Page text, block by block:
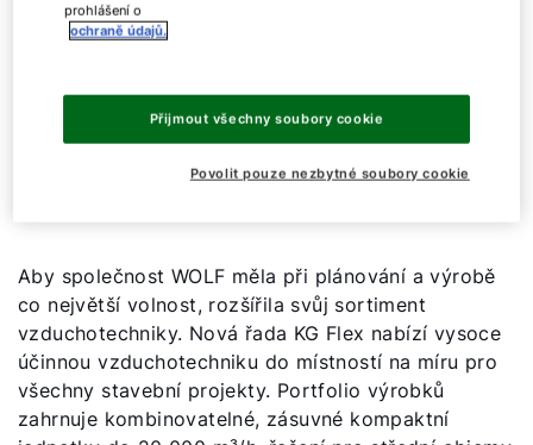
Aby společnost WOLF měla při plánování a výrobě
co největší volnost, rozšířila svůj sortiment
vzduchotechniky. Nová řada KG Flex nabízí vysoce
účinnou vzduchotechniku do místností na míru pro
všechny stavební projekty. Portfolio výrobků
zahrnuje kombinovatelné, zásuvné kompaktní
prohlášení o
ochraně údajů.
Povolit pouze nezbytné soubory cookie
Přijmout všechny soubory cookie